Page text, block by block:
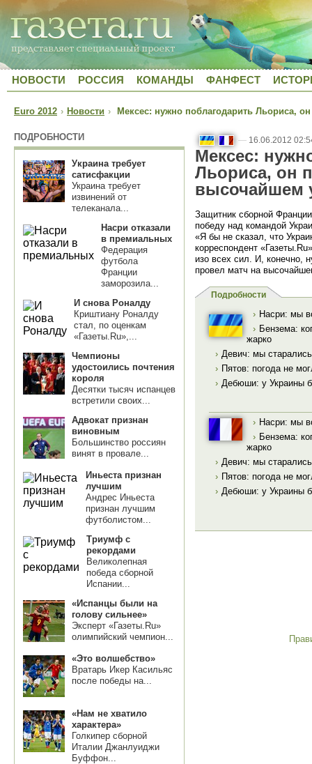
НОВОСТИ РОССИЯ КОМАНДЫ ФАНФЕСТ
Euro 2012 › Новости › Мексес: нужно поблагодарить Льориса,
ПОДРОБНОСТИ
Украина требует
сатисфакции
Украина требует
извинений от
телеканала...
Насри отказали
в премиальных
Федерация
футбола
Франции
заморозила...
И снова Роналду
Криштиану Роналду
стал, по оценкам
«Газеты.Ru»,...
Чемпионы
удостоились почтения
короля
Десятки тысяч испанцев
встретили своих...
Адвокат признан
виновным
Большинство россиян
винят в провале...
Иньеста признан
лучшим
Андрес Иньеста
признан лучшим
футболистом...
Триумф с
рекордами
Великолепная
победа сборной
Испании...
«Испанцы были на
голову сильнее»
Эксперт «Газеты.Ru»
олимпийский чемпион...
«Это волшебство»
Вратарь Икер Касильяс
после победы на...
«Нам не хватило
характера»
Голкипер сборной
Италии Джанлуиджи
Буффон...
— 16.06.2012
Мексес:
Льориса, он
высочайшем
Защитник сборной
победу над командой
«Я бы не сказал, что
корреспондент
изо всех сил. И, конечно,
провел матч на
Подробности
› Насри: мы
› Бензема:
жарко
› Девич: мы
› Пятов: погода не
› Дебюши: у Украины
› Насри: мы
› Бензема:
жарко
› Девич: мы
› Пятов: погода не
› Дебюши: у Украины